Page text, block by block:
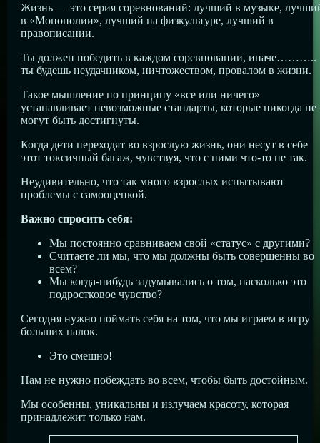
Жизнь — это серия соревнований: лучший в музыке,
в «Монополии», лучший на физкультуре, лучший в
правописании.
Ты должен победить в каждом соревновании, иначе………..
ты будешь неудачником, ничтожеством, провалом в жизни.
Такое мышление по принципу «все или ничего»
устанавливает невозможные стандарты, которые никогда не
могут быть достигнуты.
Когда дети переходят во взрослую жизнь, они несут в себе
этот токсичный багаж, чувствуя, что с ними что-то не так.
Неудивительно, что так много взрослых испытывают
проблемы с самооценкой.
Важно спросить себя:
Мы постоянно сравниваем свой «статус» с другими?
Считаете ли мы, что мы должны быть совершенны во
всем?
Мы когда-нибудь задумывались о том, насколько это
подростковое чувство?
Сегодня нужно поймать себя на том, что мы играем в игру
больших палок.
Это смешно!
Нам не нужно побеждать во всем, чтобы быть достойным.
Мы особенны, уникальны и излучаем красоту, которая
принадлежит только нам.